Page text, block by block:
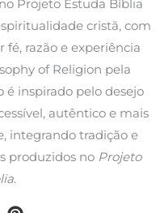
Projeto Estuda Bíblia
cristã, com
razão e experiência
of Religion pela
é inspirado pelo desejo
autêntico e mais
integrando tradição e
produzidos no Projeto
.